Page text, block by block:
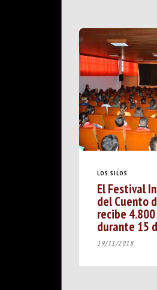
LOS SILOS
El Festival
del Cuento
recibe
durante 15
19/11/2018